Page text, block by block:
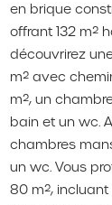
en brique
offrant 132 m²
découvrirez
m² avec
m², un
bain et un wc.
chambres
un wc. Vous
80 m²,